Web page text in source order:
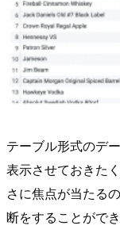
テーブル形式のデ
表示させておきた
さに焦点が当たる
断をすることができ